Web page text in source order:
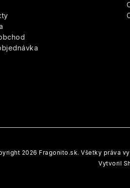
y
v
ý
Vytvoril
2026Fragonito.sk. Všetky práva